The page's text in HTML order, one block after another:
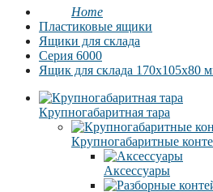
Home
Пластиковые ящики
Ящики для склада
Серия 6000
Ящик для склада 170x105x80
Крупногабаритная тара
Крупногабаритные
Аксессуары